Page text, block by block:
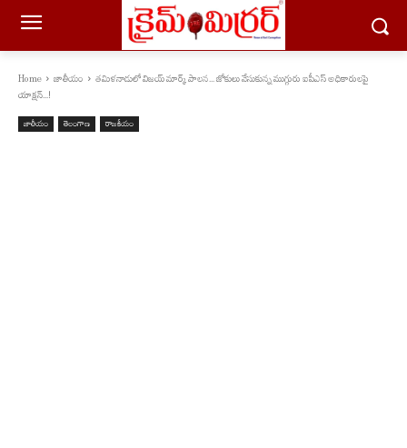
Home జాతీయం
త‌మిళనాడులో విజయ్ మార్క్ పాలన... జోకులు వేసుకున్న ముగ్గురు ఐపీఎస్ అధికారులపై
యాక్షన్...!
జాతీయం తెలంగాణ రాజకీయం